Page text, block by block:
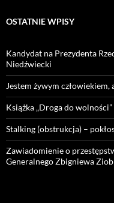
OSTATNIE WPISY
Kandydat na Prezydenta
Niedźwiecki
Jestem żywym
Książka „Droga do wolności”
Stalking (obstrukcja) –
Zawiadomienie o
Generalnego Zbigniewa